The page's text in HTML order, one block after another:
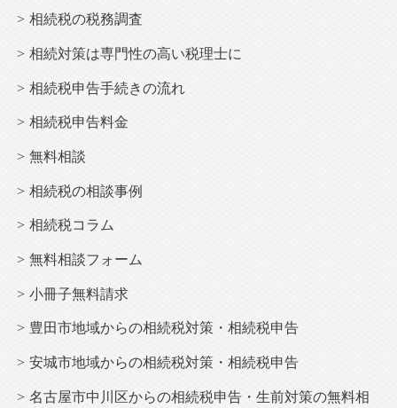
相続税の税務調査
相続対策は専門性の高い税理士に
相続税申告手続きの流れ
相続税申告料金
無料相談
相続税の相談事例
相続税コラム
無料相談フォーム
小冊子無料請求
豊田市地域からの相続税対策・相続税申告
安城市地域からの相続税対策・相続税申告
名古屋市中川区からの相続税申告・生前対策の無料相